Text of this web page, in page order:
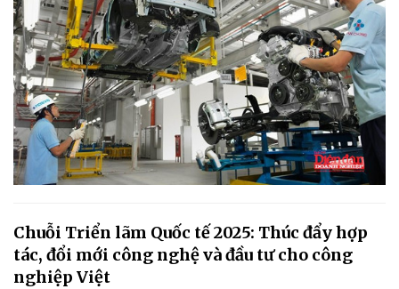
Chuỗi Triển lãm Quốc tế 2025: Thúc đẩy hợp
tác, đổi mới công nghệ và đầu tư cho công
nghiệp Việt